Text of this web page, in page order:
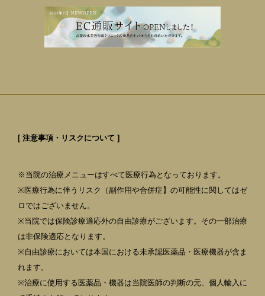
[ 注意事項・リスクについて ]
※当院の治療メニューはすべて医療行為となっております。
※医療行為に伴うリスク（副作用や合併症】の可能性に関してはゼ
ロではございません。
※当院では保険診療適応外の自由診療がございます。その一部治療
は非保険適応となります。
※自由診療においては本国における未承認医薬品・医療機器が含ま
れます。
※治療に使用する医薬品・機器は当院医師の判断の元、個人輸入に